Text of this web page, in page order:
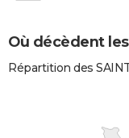
Où décèdent les
Répartition des